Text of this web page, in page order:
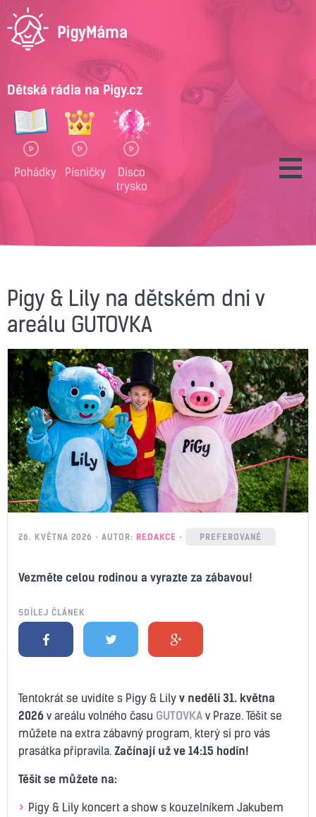
Dětská rádia na Pigy.cz
Pohádky Písničky
Disco
trysko
Pigy & Lily na dětském dni v
areálu GUTOVKA
26. KVĚTNA 2026 AUTOR: REDAKCE PREFEROVANÉ
Vezměte celou rodinou a vyrazte za zábavou!
SDÍLEJ ČLÁNEK
Tentokrát se uvidíte s Pigy & Lily v neděli 31. května
2026 v areálu volného času GUTOVKA v Praze. Těšit se
můžete na extra zábavný program, který si pro vás
prasátka připravila. Začínají už ve 14:15 hodin!
Těšit se můžete na:
Pigy & Lily koncert a show s kouzelníkem Jakubem